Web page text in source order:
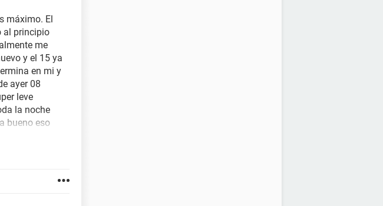
máximo. El
al principio
me
y el 15 ya
en mi y
ayer 08
leve
la noche
bueno eso
solo fue en
el estómago
ME